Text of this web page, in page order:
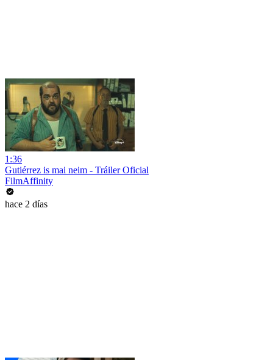
1:36
Gutiérrez is mai neim - Tráiler Oficial
FilmAffinity
hace 2 días